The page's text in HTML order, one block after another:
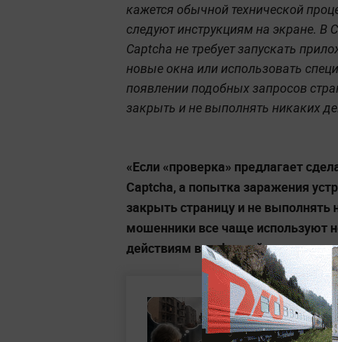
кажется обычной технической
следуют инструкциям на экране.
Captcha не требует запускать
новые окна или использовать
появлении подобных запросов
закрыть и не выполнять никаких
«Если «проверка» предлагает
Captcha, а попытка заражения
закрыть страницу и не
мошенники все чаще используют
действиям в цифровой среде»,—
В